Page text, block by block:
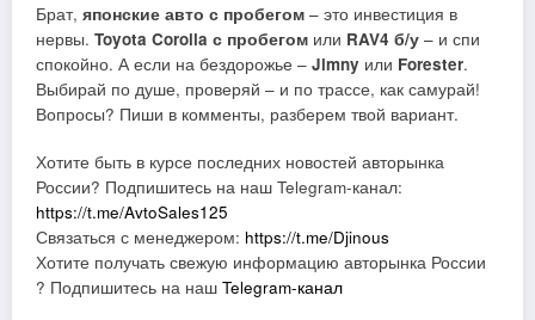
Брат, японские авто с пробегом – это инвестиция в
нервы. Toyota Corolla с пробегом или RAV4 б/у – и спи
спокойно. А если на бездорожье – Jimny или Forester.
Выбирай по душе, проверяй – и по трассе, как самурай!
Вопросы? Пиши в комменты, разберем твой вариант.
Хотите быть в курсе последних новостей авторынка
России? Подпишитесь на наш Telegram-канал:
https://t.me/AvtoSales125
Связаться с менеджером: https://t.me/Djinous
Хотите получать свежую информацию авторынка России
? Подпишитесь на наш Telegram-канал